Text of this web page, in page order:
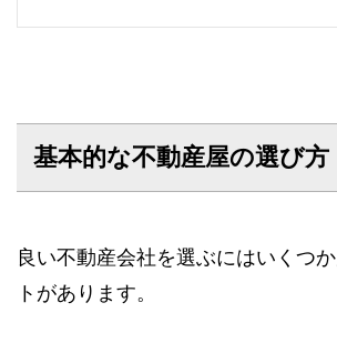
基本的な不動産屋の選び方
良い不動産会社を選ぶにはいくつ
トがあります。